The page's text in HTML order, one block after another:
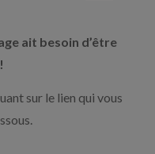
ait besoin d’être
sur le lien qui vous